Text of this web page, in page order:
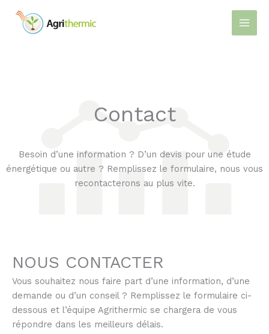
contenu
Contact
Besoin d’une information ? D’un devis pour une étude
énergétique ou autre ? Remplissez le formulaire, nous vous
recontacterons au plus vite.
NOUS CONTACTER
Vous souhaitez nous faire part d’une information, d’une
demande ou d’un conseil ? Remplissez le formulaire ci-
dessous et l’équipe Agrithermic se chargera de vous
répondre dans les meilleurs délais.